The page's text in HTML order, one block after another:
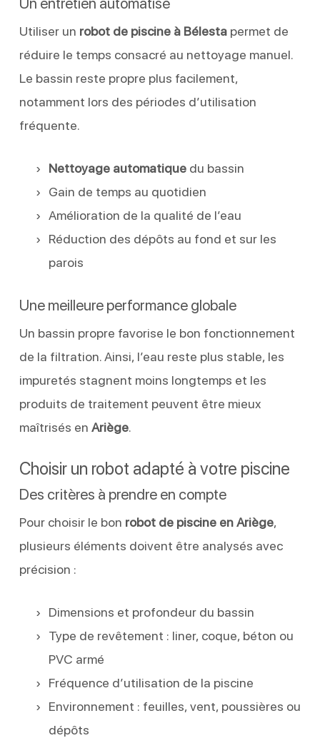
Utiliser un robot de piscine à Bélestapermet de
réduire le temps consacré au nettoyage manuel.
Le bassin reste propre plus facilement,
notamment lors des périodes d’utilisation
fréquente.
Nettoyage automatiquedu bassin
Gain de temps au quotidien
Amélioration de la qualité de l’eau
Réduction des dépôts au fond et sur les
parois
Une meilleure performance globale
Un bassin propre favorise le bon fonctionnement
de la filtration. Ainsi, l’eau reste plus stable, les
impuretés stagnent moins longtemps et les
produits de traitement peuvent être mieux
maîtrisés en Ariège.
Choisir un robot adapté à votre piscine
Des critères à prendre en compte
Pour choisir le bon robot de piscine en Ariège,
plusieurs éléments doivent être analysés avec
précision :
Dimensions et profondeur du bassin
Type de revêtement : liner, coque, béton ou
PVC armé
Fréquence d’utilisation de la piscine
Environnement : feuilles, vent, poussières ou
dépôts